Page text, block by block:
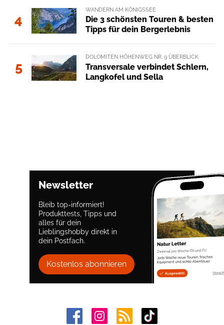
4
WANDERN AM KÖNIGSSEE
Die 3 schönsten Touren & besten
Tipps für dein Bergerlebnis
5
DOLOMITEN HÖHENWEG NR. 9 ÜBERBLICK
Transversale verbindet Schlern,
Langkofel und Sella
Newsletter
Bleib top-informiert!
Produkttests, Tipps und
alles für dein
Lieblingshobby direkt in
dein Postfach.
Kostenlos abonnieren